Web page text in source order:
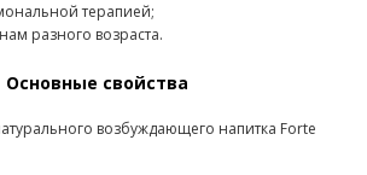
терапией;
разного возраста.
Основные свойства
возбуждающего напитка Forte